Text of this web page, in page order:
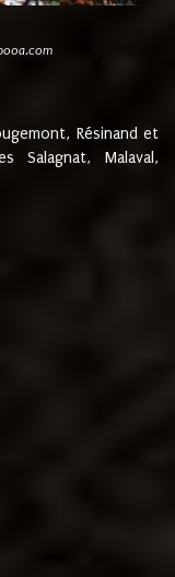
Résinand et
Salagnat, Malaval,